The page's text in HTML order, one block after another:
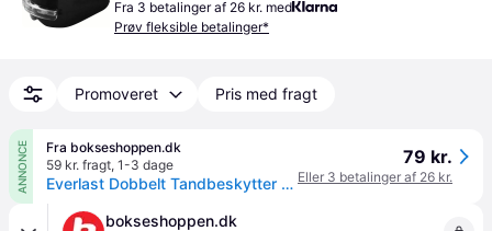
Fra 3 betalinger af 26 kr. med
Prøv fleksible betalinger*
Promoveret Pris med fragt
ANNONCE
Fra bokseshoppen.dk
59 kr. fragt, 1-3 dage
Everlast Dobbelt Tandbeskytter - Sort.
79 kr.
Eller 3 betalinger af 26 kr.
bokseshoppen.dk